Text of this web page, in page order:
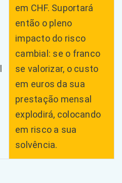
em CHF. Suportará
então o pleno
impacto do risco
cambial: se o franco
se valorizar, o custo
em euros da sua
prestação mensal
explodirá, colocando
em risco a sua
solvência.